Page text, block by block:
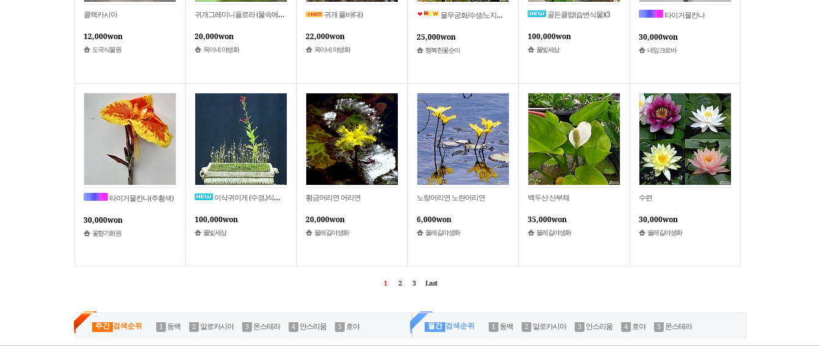
콜랙카시아
12,000won
도국식물원
귀개그레미니플로라 (물속에서도가능)7.5포트
20,000won
옥이네 야생화
귀개 풀바(대)
22,000won
옥이네 야생화
물무궁화/수생/노지월동
25,000won
행복한꽃순이
골든클랍(습변식물)(3
100,000won
풀빛세상
타이거물칸나
30,000won
네잎크로바
타이거물칸나(주황색)
30,000won
꽃향기화원
이삭귀이게 (수경,)식충식물(토종)
100,000won
풀빛세상
황금어리연 어리연
20,000won
올레길야생화
노랑어리연 노란어리연
6,000won
올레길야생화
백두산 산부채
35,000won
올레길야생화
수련
30,000won
올레길야생화
1 2 3 Last
주간 검색순위 동백 알로카시아 몬스테라 안스리움 호야 월간 검색순위 동백 알로카시아 안스리움 호야 몬스테라